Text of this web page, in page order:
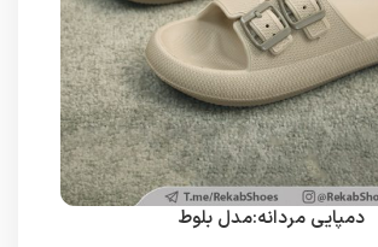
دمپایی مردانه:مدل بلوط